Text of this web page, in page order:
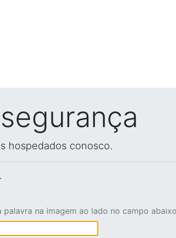
hospedados conosco.
palavra na imagem ao lado no campo abaixo